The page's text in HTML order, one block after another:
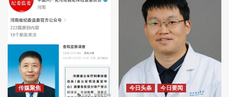
传媒聚焦 今日头条 今日要闻